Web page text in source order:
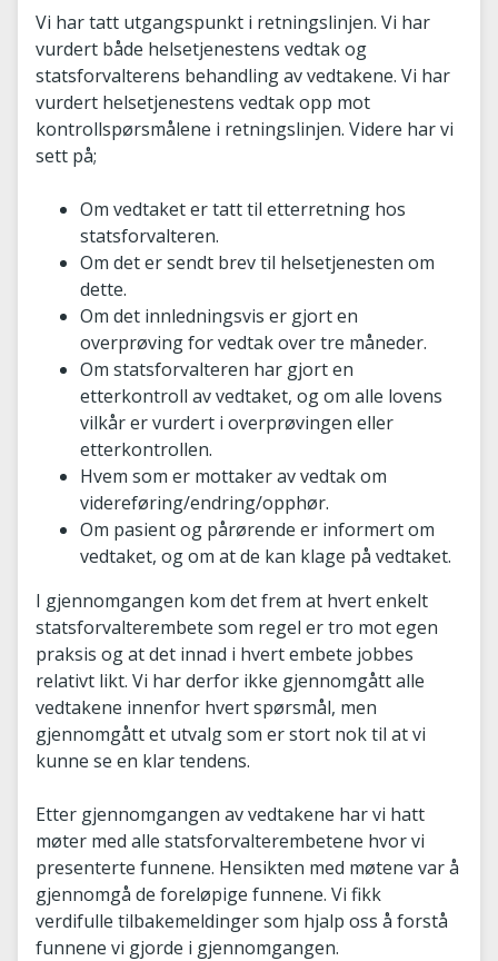
Vi har tatt utgangspunkt i retningslinjen. Vi har
vurdert både helsetjenestens vedtak og
statsforvalterens behandling av vedtakene. Vi har
vurdert helsetjenestens vedtak opp mot
kontrollspørsmålene i retningslinjen. Videre har vi
sett på;
Om vedtaket er tatt til etterretning hos
statsforvalteren.
Om det er sendt brev til helsetjenesten om
dette.
Om det innledningsvis er gjort en
overprøving for vedtak over tre måneder.
Om statsforvalteren har gjort en
etterkontroll av vedtaket, og om alle lovens
vilkår er vurdert i overprøvingen eller
etterkontrollen.
Hvem som er mottaker av vedtak om
videreføring/endring/opphør.
Om pasient og pårørende er informert om
vedtaket, og om at de kan klage på vedtaket.
I gjennomgangen kom det frem at hvert enkelt
statsforvalterembete som regel er tro mot egen
praksis og at det innad i hvert embete jobbes
relativt likt. Vi har derfor ikke gjennomgått alle
vedtakene innenfor hvert spørsmål, men
gjennomgått et utvalg som er stort nok til at vi
kunne se en klar tendens.
Etter gjennomgangen av vedtakene har vi hatt
møter med alle statsforvalterembetene hvor vi
presenterte funnene. Hensikten med møtene var å
gjennomgå de foreløpige funnene. Vi fikk
verdifulle tilbakemeldinger som hjalp oss å forstå
funnene vi gjorde i gjennomgangen.